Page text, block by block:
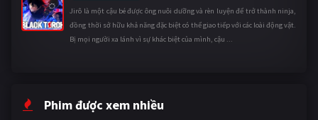
Jirô là một cậu bé được ông nuôi dưỡng và rèn luyện để trở thành ninja,
đồng thời sở hữu khả năng đặc biệt có thể giao tiếp với các loài động vật.
Bị mọi người xa lánh vì sự khác biệt của mình, cậu ...
Phim được xem nhiều